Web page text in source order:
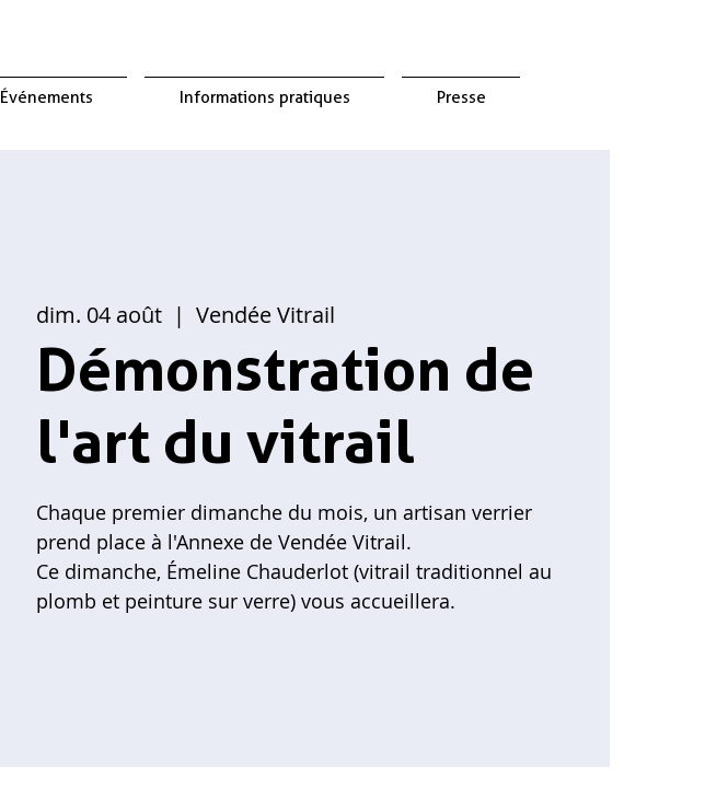
Événements Informations pratiques Presse
dim. 04 août
  |
Vendée Vitrail
Démonstration de
l'art du vitrail
Chaque premier dimanche du mois, un artisan verrier
prend place à l'Annexe de Vendée Vitrail.
Ce dimanche, Émeline Chauderlot (vitrail traditionnel au
plomb et peinture sur verre) vous accueillera.